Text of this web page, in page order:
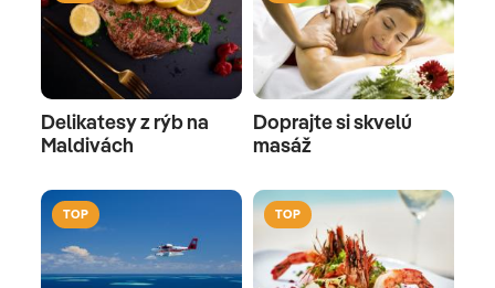
Delikatesy z rýb na
Maldivách
Doprajte si skvelú
masáž
TOP TOP